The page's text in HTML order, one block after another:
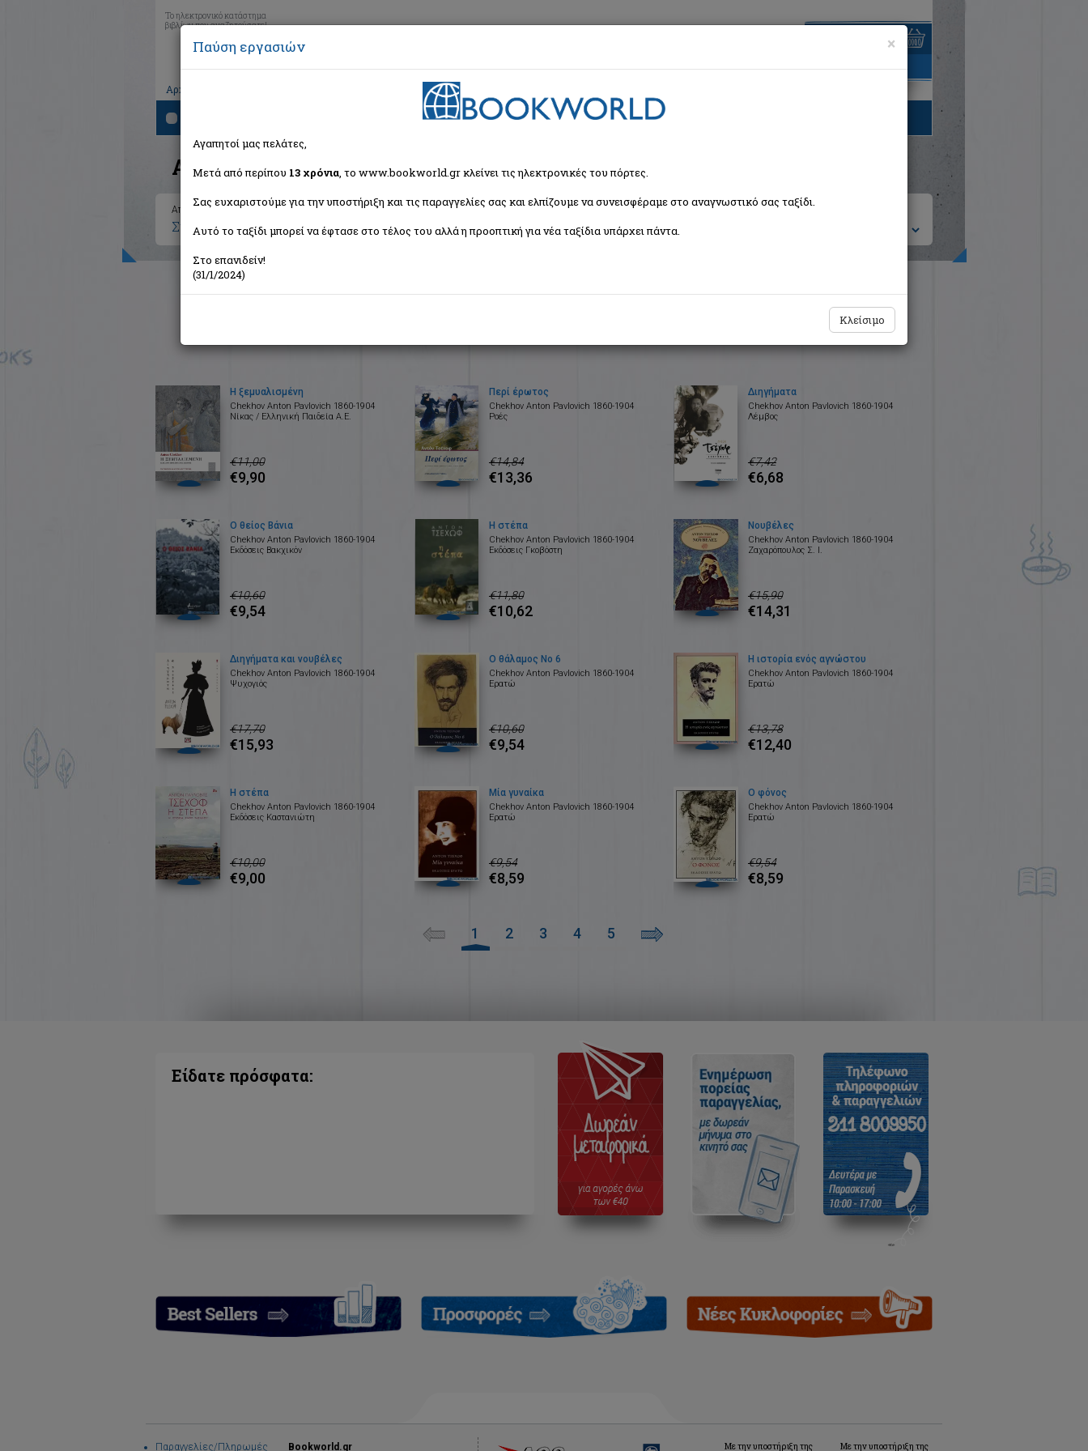
Το ηλεκτρονικό κατάστημα
βιβλίων που αναζητούσατε!
Αρχική
είναι άδειο
Αποτελέσματα αναζήτησης
Αποτελέσματα αναζήτησης για:
Συγγραφέας: Chekhov Anton Pavlovich 1860-1904 (121 βιβλία)
Ταξινόμηση ανά:
Η ξεµυαλισµένη
Chekhov Anton Pavlovich 1860-1904
Νίκας / Ελληνική Παιδεία Α.Ε.
€11,00
€9,90
Περί έρωτος
Chekhov Anton Pavlovich 1860-1904
Ροές
€14,84
€13,36
Διηγήματα
Chekhov Anton Pavlovich 1860-1904
Λέμβος
€7,42
€6,68
Ο θείος Βάνια
Chekhov Anton Pavlovich 1860-1904
Εκδόσεις Βακχικόν
€10,60
€9,54
Η στέπα
Chekhov Anton Pavlovich 1860-1904
Εκδόσεις Γκοβόστη
€11,80
€10,62
Νουβέλες
Chekhov Anton Pavlovich 1860-1904
Ζαχαρόπουλος Σ. Ι.
€15,90
€14,31
Διηγήματα και νουβέλες
Chekhov Anton Pavlovich 1860-1904
Ψυχογιός
€17,70
€15,93
Ο θάλαμος Νο 6
Chekhov Anton Pavlovich 1860-1904
Ερατώ
€10,60
€9,54
Η ιστορία ενός αγνώστου
Chekhov Anton Pavlovich 1860-1904
Ερατώ
€13,78
€12,40
Η στέπα
Chekhov Anton Pavlovich 1860-1904
Εκδόσεις Καστανιώτη
€10,00
€9,00
Μία γυναίκα
Chekhov Anton Pavlovich 1860-1904
Ερατώ
€9,54
€8,59
Ο φόνος
Chekhov Anton Pavlovich 1860-1904
Ερατώ
€9,54
€8,59
1 2 3 4 5
Είδατε πρόσφατα:
Παραγγελίες/Πληρωμές Bookworld.gr Με την υποστήριξη της Με την υποστήριξη της
×
Παύση εργασιών
Αγαπητοί μας πελάτες,
Μετά από περίπου 13 χρόνια, το www.bookworld.gr κλείνει τις ηλεκτρονικές του πόρτες.
Σας ευχαριστούμε για την υποστήριξη και τις παραγγελίες σας και ελπίζουμε να συνεισφέραμε στο αναγνωστικό σας ταξίδι.
Αυτό το ταξίδι μπορεί να έφτασε στο τέλος του αλλά η προοπτική για νέα ταξίδια υπάρχει πάντα.
Στο επανιδείν!
(31/1/2024)
Κλείσιμο